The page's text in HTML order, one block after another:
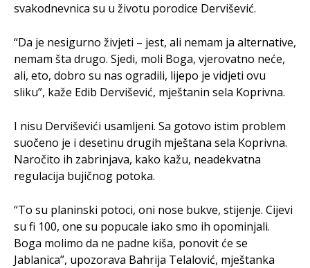
svakodnevnica su u životu porodice Dervišević.
“Da je nesigurno živjeti – jest, ali nemam ja alternative,
nemam šta drugo. Sjedi, moli Boga, vjerovatno neće,
ali, eto, dobro su nas ogradili, lijepo je vidjeti ovu
sliku”, kaže Edib Dervišević, mještanin sela Koprivna.
I nisu Derviševići usamljeni. Sa gotovo istim problem
suočeno je i desetinu drugih mještana sela Koprivna.
Naročito ih zabrinjava, kako kažu, neadekvatna
regulacija bujičnog potoka.
“To su planinski potoci, oni nose bukve, stijenje. Cijevi
su fi 100, one su popucale iako smo ih opominjali.
Boga molimo da ne padne kiša, ponovit će se
Jablanica”, upozorava Bahrija Telalović, mještanka